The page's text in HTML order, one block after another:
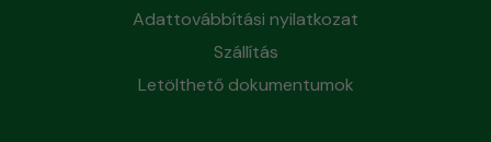
Adattovábbítási nyilatkozat
Szállítás
Letölthető dokumentumok